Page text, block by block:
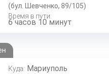
(бул. Шевченко, 89/105)
Время в пути:
6 часов 10 минут
Куда: Мариуполь